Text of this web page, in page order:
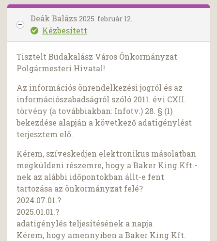
Deák Balázs 2025. február 12.
Kézbesített
Tisztelt Budakalász Város Önkormányzat
Polgármesteri Hivatal!
Az információs önrendelkezési jogról és az
információszabadságról szóló 2011. évi CXII.
törvény (a továbbiakban: Infotv.) 28. § (1)
bekezdése alapján a következő adatigénylést
terjesztem elő.
Kérem, szíveskedjen elektronikus másolatban
megküldeni részemre, hogy a Baker King Kft.-
nek az alábbi időpontokban állt-e fent
tartozása az önkormányzat felé?
2024.07.01.?
2025.01.01.?
adatigénylés teljesítésének a napja
Kérem, hogy amennyiben a Baker King Kft.